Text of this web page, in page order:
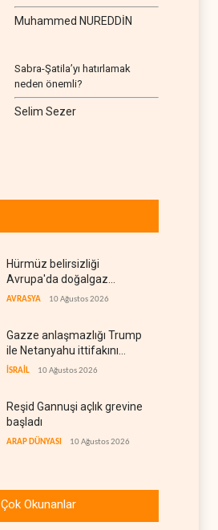
seyir
Muhammed NUREDDİN
Sabra-Şatila’yı hatırlamak
neden önemli?
Selim Sezer
Hürmüz belirsizliği
Avrupa'da doğalgaz
fiyatlarını artırdı
AVRASYA 10 Ağustos 2026
Gazze anlaşmazlığı Trump
ile Netanyahu ittifakını
sınava tabi tutuyor
İSRAİL 10 Ağustos 2026
Reşid Gannuşi açlık grevine
başladı
ARAP DÜNYASI 10 Ağustos 2026
yönetimin yeniden
yapılanması
Çok Okunanlar